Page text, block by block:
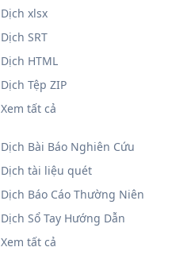
Dịch Bài Báo Nghiên Cứu
Dịch tài liệu quét
Dịch Báo Cáo Thường Niên
Dịch Sổ Tay Hướng Dẫn
Xem tất cả
Dịch xlsx
Dịch SRT
Dịch HTML
Dịch Tệp ZIP
Xem tất cả